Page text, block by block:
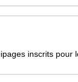
inscrits pour